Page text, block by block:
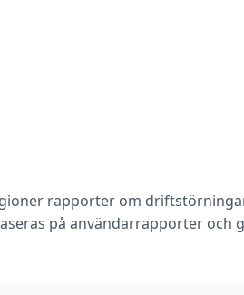
rapporter om
på användarrapporter och